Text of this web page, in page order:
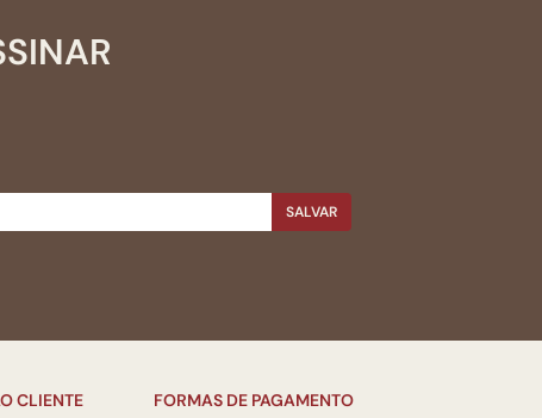
SALVAR
CLIENTE FORMAS DE PAGAMENTO